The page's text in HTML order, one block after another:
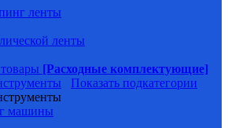
ленты
ленты
[Расходные комплектующие]
Показать подкатегории
машины